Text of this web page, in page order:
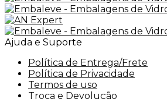
Ajuda e Suporte
Política de Entrega/Frete
Política de Privacidade
Termos de uso
Troca e Devolução